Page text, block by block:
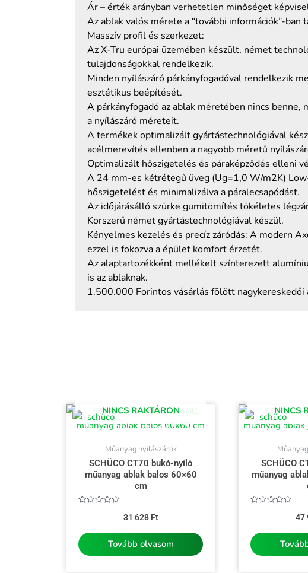
Ár – érték arányban verhetetlen minőséget
Az ablak valós mérete a “további információk”-ban
Masszív profil és szerkezet:
Az X-Tru európai üzemében készült, német
tulajdonságokkal rendelkezik.
Minden nyílászáró párkányfogadóval rendelkezik
esztétikus beépítését.
A párkányfogadó az ablak méretében nincs
a nyílászáró méreteit.
A termékek optimalizált gyártástechnológiával
acélmerevítés ellenben a nagyobb méretű
Optimalizált hőszigetelés és páraképződés elleni
A 24 mm-es kétrétegű üveg (Ug=1,0 W/m2K)
hőszigetelést és minimalizálva a páralecsapódást.
Az időjárásálló szürke gumitömítés tökéletes
Korszerű német gyártástechnológiával készül.
Kényelmes kezelés és precíz záródás: A modern
ezzel is fokozva a épület komfort érzetét.
Az alaptartozékként mellékelt színterezett
is az ablaknak.
1.500.000 Forintos vásárlás fölött nagykereskedői
NINCS RAKTÁRON
Műanyag nyílászárók
SCHÜCO CT70 bukó-nyíló
műanyag ablak balos 60×60
cm
31 628 Ft
Tovább olvasom
NINCS
SCHÜCO
műanyag
47